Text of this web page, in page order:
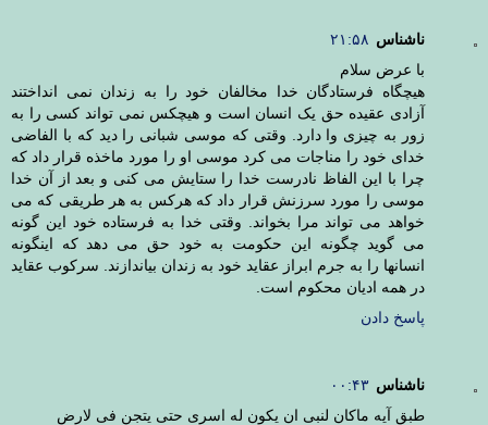
ناشناس ۲۱:۵۸
با عرض سلام
هیچگاه فرستادگان خدا مخالفان خود را به زندان نمی انداختند
آزادی عقیده حق یک انسان است و هیچکس نمی تواند کسی را به
زور به چیزی وا دارد. وقتی که موسی شبانی را دید که با الفاضی
خدای خود را مناجات می کرد موسی او را مورد ماخذه قرار داد که
چرا با این الفاظ نادرست خدا را ستایش می کنی و بعد از آن خدا
موسی را مورد سرزنش قرار داد که هرکس به هر طریقی که می
خواهد می تواند مرا بخواند. وقتی خدا به فرستاده خود این گونه
می گوید چگونه این حکومت به خود حق می دهد که اینگونه
انسانها را به جرم ابراز عقاید خود به زندان بیاندازند. سرکوب عقاید
در همه ادیان محکوم است.
پاسخ دادن
ناشناس ۰۰:۴۳
طبق آیه ماکان لنبی ان یکون له اسری حتی یتجن فی لارض